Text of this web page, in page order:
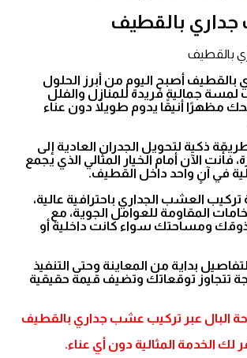
بالقطيف
أصبح اليوم من أبرز الحلول
لمسة جمالية فريدة للمنازل والفلل
مظهرًا أنيقًا يدوم طويلاً دون عناء
ذكية لتحويل الجدران العادية إلى
فأنت الآن أمام الخيار المثالي الذي يجمع
في آنٍ واحد داخل القطيف.
العشب الجداري باحترافية عالية،
المقاومة للعوامل الجوية، مع
ومساحتك سواء كانت داخلية أو
بداية من المعاينة وحتى التنفيذ
تتجاوز توقعاتك وتضيف قيمة حقيقية
البال عبر تركيب عشب جداري بالقطيف
لك الخدمة المثالية دون أي عناء.